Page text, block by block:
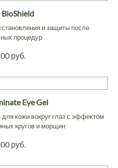
и защиты после
процедур
руб.
Eye Gel
кожи вокруг глаз с эффектом
кругов и морщин
руб.